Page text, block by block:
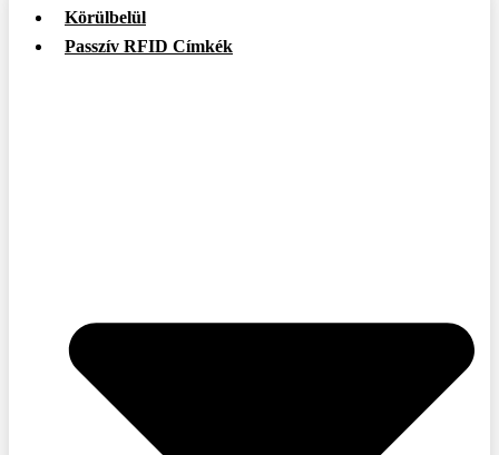
Körülbelül
Passzív RFID Címkék